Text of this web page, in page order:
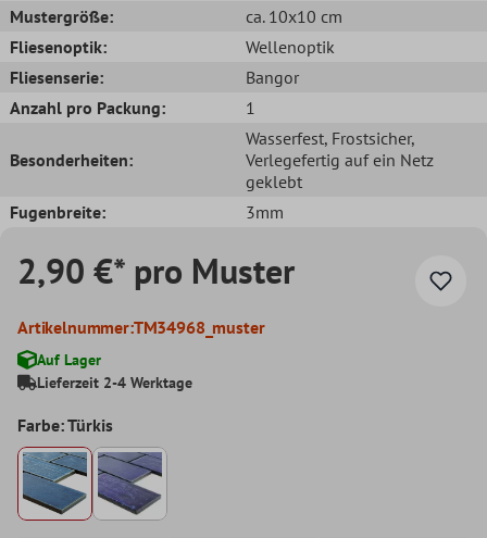
Mustergröße:
ca. 10x10 cm
Fliesenoptik:
Wellenoptik
Fliesenserie:
Bangor
Anzahl pro Packung:
1
Besonderheiten:
Wasserfest, Frostsicher,
Verlegefertig auf ein Netz
geklebt
Fugenbreite:
3mm
2,90 €* pro Muster
Artikelnummer:TM34968_muster
Auf Lager
Lieferzeit 2-4 Werktage
Farbe: Türkis